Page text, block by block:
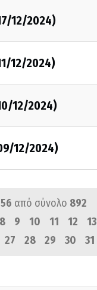
12/2024)
12/2024)
12/2024)
12/2024)
από σύνολο 892
8 9 10 11 12 13
27 28 29 30 31